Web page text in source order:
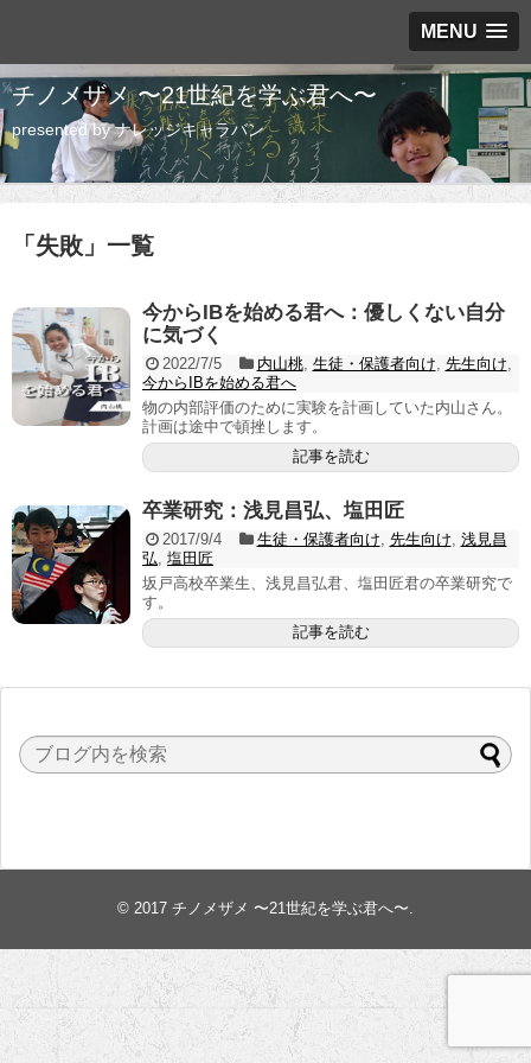
MENU
チノメザメ 〜21世紀を学ぶ君へ〜
presented by ナレッジキャラバン
「 失敗 」 一覧
今からIBを始める君へ：優しくない自分
に気づく
2022/7/5 内山桃, 生徒・保護者向け 先生向け
今からIBを始める君へ
物の内部評価のために実験を計画していた内山さん。
計画は途中で頓挫します。
記事を読む
卒業研究：浅見昌弘、塩田匠
2017/9/4 生徒・保護者向け 先生向け 浅見昌
弘 塩田匠
坂戸高校卒業生、浅見昌弘君、塩田匠君の卒業研究で
す。
記事を読む
© 2017 チノメザメ 〜21世紀を学ぶ君へ〜